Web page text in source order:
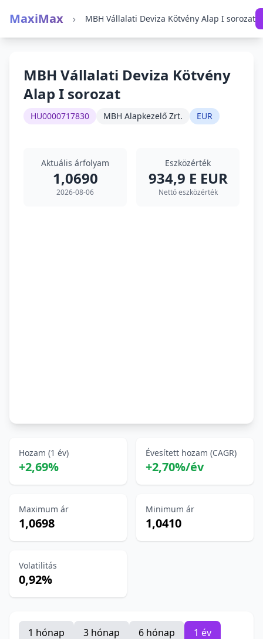
MaxiMax › MBH Vállalati Deviza Kötvény Alap I sorozat
MBH Vállalati Deviza Kötvény
Alap I sorozat
HU0000717830 MBH Alapkezelő Zrt. EUR
Aktuális árfolyam
1,0690
2026-08-06
Eszközérték
934,9 E EUR
Nettó eszközérték
Hozam (1 év)
+2,69%
Évesített hozam (CAGR)
+2,70%/év
Maximum ár
1,0698
Minimum ár
1,0410
Volatilitás
0,92%
1 hónap 3 hónap 6 hónap
1 év